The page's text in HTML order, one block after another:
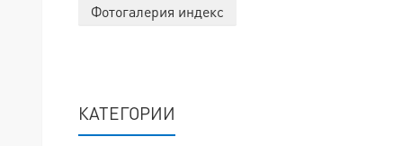
Фотогалерия индекс
КАТЕГОРИИ